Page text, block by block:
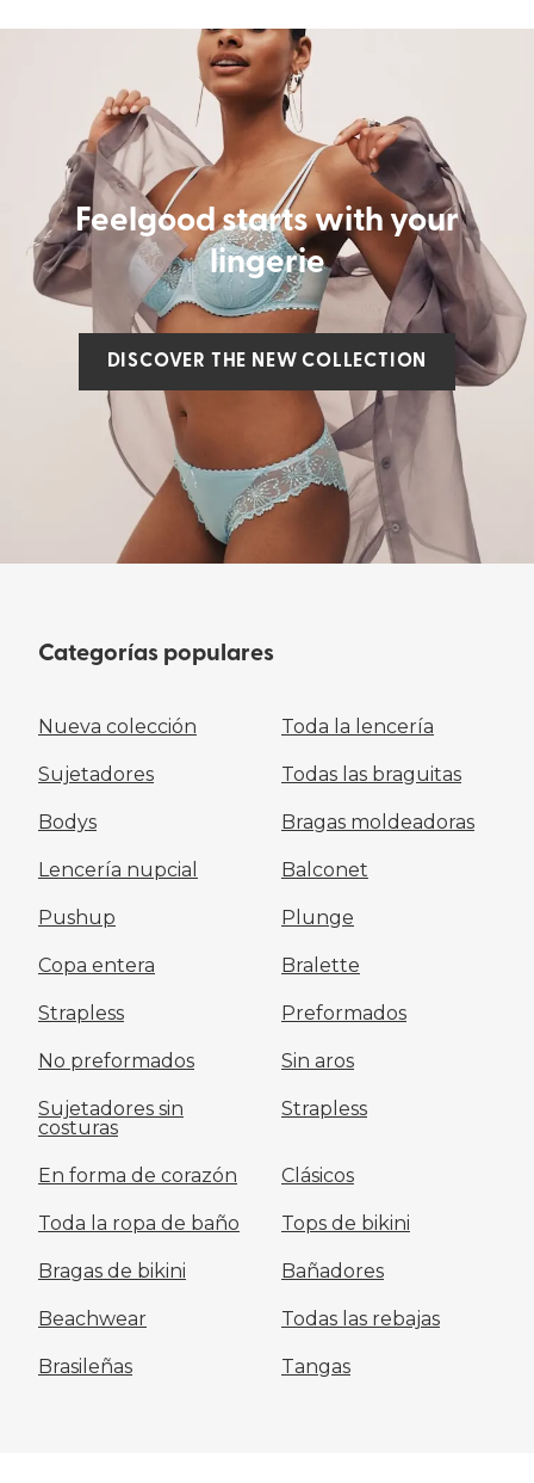
Feelgood starts with your
lingerie
DISCOVER THE NEW COLLECTION
Categorías populares
Nueva colección Toda la lencería
Sujetadores Todas las braguitas
Bodys Bragas moldeadoras
Lencería nupcial Balconet
Pushup Plunge
Copa entera Bralette
Strapless Preformados
No preformados Sin aros
Sujetadores sin
costuras
Strapless
En forma de corazón Clásicos
Toda la ropa de baño Tops de bikini
Bragas de bikini Bañadores
Beachwear Todas las rebajas
Brasileñas Tangas